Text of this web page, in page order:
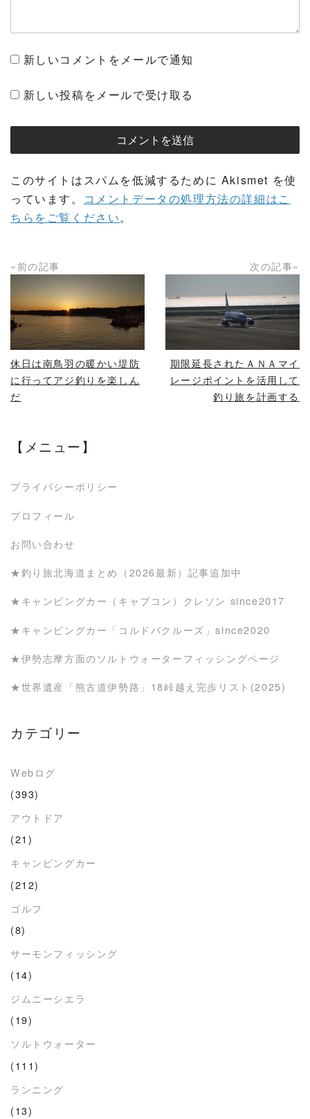
新しいコメントをメールで通知
新しい投稿をメールで受け取る
このサイトはスパムを低減するために Akismet を使
っています。
コメントデータの処理方法の詳細はこ
ちらをご覧ください。
«前の記事
READ MORE
休日は南鳥羽の暖かい堤防
に行ってアジ釣りを楽しん
だ
次の記事»
READ MORE
期限延長されたＡＮＡマイ
レージポイントを活用して
釣り旅を計画する
【メニュー】
プライバシーポリシー
プロフィール
お問い合わせ
★釣り旅北海道まとめ（2026最新）記事追加中
★キャンピングカー（キャブコン）クレソン since2017
★キャンピングカー「コルドバクルーズ」since2020
★伊勢志摩方面のソルトウォーターフィッシングページ
★世界遺産「熊古道伊勢路」18峠越え完歩リスト(2025)
カテゴリー
Webログ
(393)
アウトドア
(21)
キャンピングカー
(212)
ゴルフ
(8)
サーモンフィッシング
(14)
ジムニーシエラ
(19)
ソルトウォーター
(111)
ランニング
(13)